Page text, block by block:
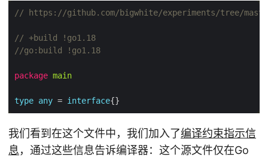
// https://github.com/bigwhite/experiments/tree/
// +build !go1.18
//go:build !go1.18
package main
type any = interface
我们看到在这个文件中，我们加入了编译约束指示信
息，通过这些信息告诉编译器：这个源文件仅在Go